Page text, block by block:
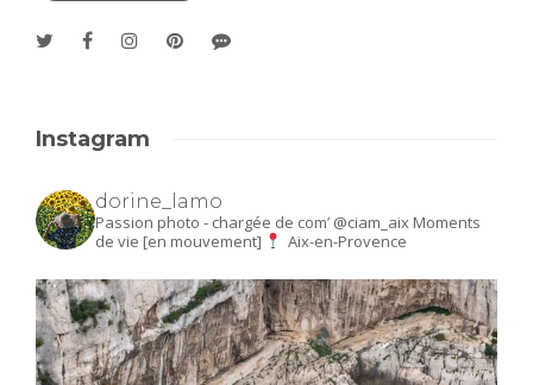
Instagram
dorine_lamo
Passion photo - chargée de com’ @ciam_aix Moments
de vie [en mouvement]
Aix-en-Provence